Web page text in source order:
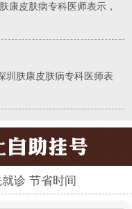
康皮肤病专科医师表示，
圳肤康皮肤病专科医师表
诊 节省时间